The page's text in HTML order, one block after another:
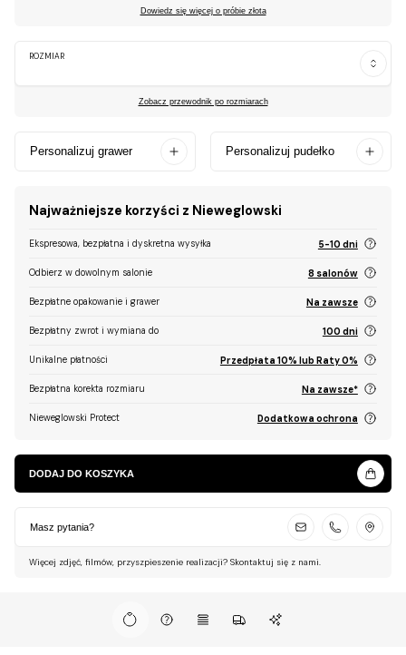
Dowiedz się więcej o próbie złota
ROZMIAR
Zobacz przewodnik po rozmiarach
Personalizuj grawer Personalizuj pudełko
Najważniejsze korzyści z Nieweglowski
Ekspresowa, bezpłatna i dyskretna wysyłka 5-10 dni
Odbierz w dowolnym salonie 8 salonów
Bezpłatne opakowanie i grawer Na zawsze
Bezpłatny zwrot i wymiana do 100 dni
Unikalne płatności Przedpłata 10% lub Raty 0%
Bezpłatna korekta rozmiaru Na zawsze*
Nieweglowski Protect Dodatkowa ochrona
DODAJ DO KOSZYKA
Masz pytania?
Więcej zdjęć, filmów, przyszpieszenie realizacji? Skontaktuj się z nami.